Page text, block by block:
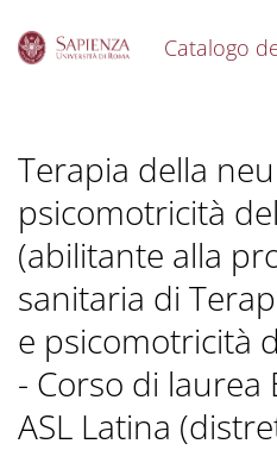
Catalogo
Terapia della
psicomotricità
(abilitante alla
sanitaria di
e psicomotricità
- Corso di laurea
ASL Latina